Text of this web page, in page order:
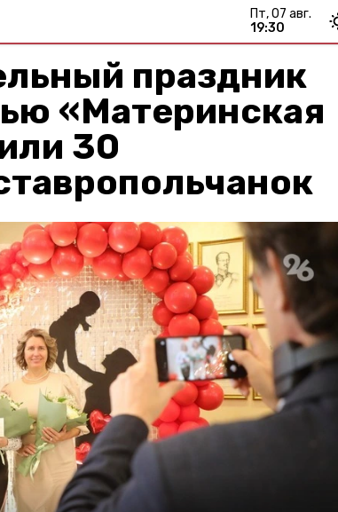
пт, 07 авг.
19:30
праздник
«Материнская
30